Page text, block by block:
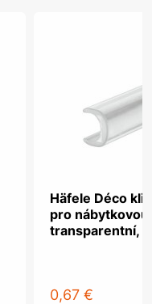
Häfele Déco
pro
transparentní,
0,67 €